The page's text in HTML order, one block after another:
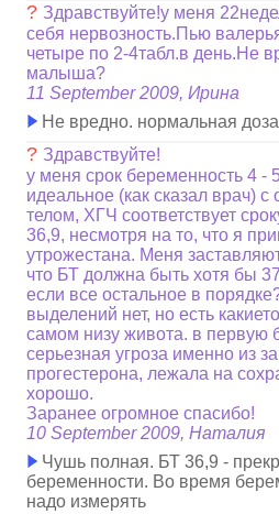
? Здравствуйте!у меня
себя нервозность.Пью
четыре по 2-4табл.в день.Не
малыша?
11 September 2009, Ирина
Не вредно. нормальная
? Здравствуйте!
у меня срок беременность 4 -
идеальное (как сказал врач)
телом, ХГЧ соответствует
36,9, несмотря на то, что я
утрожестана. Меня
что БТ должна быть хотя бы
если все остальное в
выделений нет, но есть
самом низу живота. в первую
серьезная угроза именно из
прогестерона, лежала на
хорошо.
Заранее огромное спасибо!
10 September 2009, Наталия
Чушь полная. БТ 36,9 -
беременности. Во время
надо измерять